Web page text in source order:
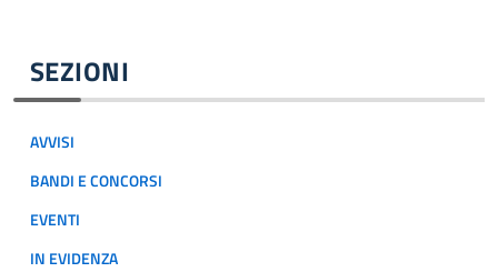
SEZIONI
AVVISI
BANDI E CONCORSI
EVENTI
IN EVIDENZA